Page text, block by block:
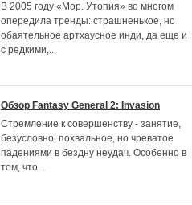
В 2005 году «Мор. Утопия» во многом
опередила тренды: страшненькое, но
обаятельное артхаусное инди, да еще и
с редкими,...
Обзор Fantasy General 2: Invasion
Стремление к совершенству - занятие,
безусловно, похвальное, но чреватое
падениями в бездну неудач. Особенно в
том, что...